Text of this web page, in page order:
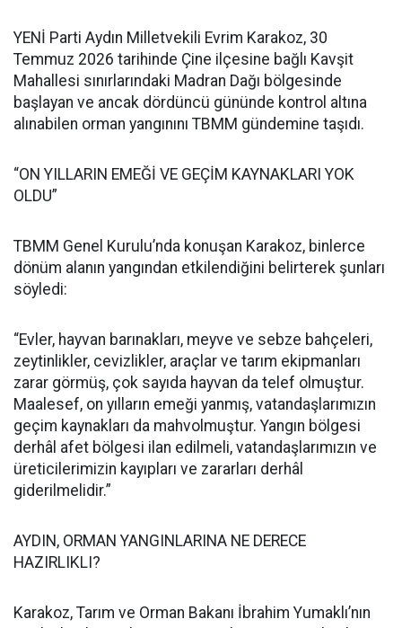
YENİ Parti Aydın Milletvekili Evrim Karakoz, 30
Temmuz 2026 tarihinde Çine ilçesine bağlı Kavşit
Mahallesi sınırlarındaki Madran Dağı bölgesinde
başlayan ve ancak dördüncü gününde kontrol altına
alınabilen orman yangınını TBMM gündemine taşıdı.
“ON YILLARIN EMEĞİ VE GEÇİM KAYNAKLARI YOK
OLDU”
TBMM Genel Kurulu’nda konuşan Karakoz, binlerce
dönüm alanın yangından etkilendiğini belirterek şunları
söyledi:
“Evler, hayvan barınakları, meyve ve sebze bahçeleri,
zeytinlikler, cevizlikler, araçlar ve tarım ekipmanları
zarar görmüş, çok sayıda hayvan da telef olmuştur.
Maalesef, on yılların emeği yanmış, vatandaşlarımızın
geçim kaynakları da mahvolmuştur. Yangın bölgesi
derhâl afet bölgesi ilan edilmeli, vatandaşlarımızın ve
üreticilerimizin kayıpları ve zararları derhâl
giderilmelidir.”
AYDIN, ORMAN YANGINLARINA NE DERECE
HAZIRLIKLI?
Karakoz, Tarım ve Orman Bakanı İbrahim Yumaklı’nın